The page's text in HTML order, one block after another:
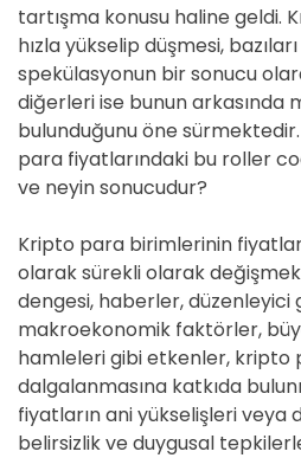
tartışma konusu haline geldi.
hızla yükselip düşmesi,
spekülasyonun bir sonucu
diğerleri ise bunun arkasında
bulunduğunu öne
para fiyatlarındaki bu roller
ve neyin sonucudur?
Kripto para birimlerinin
olarak sürekli olarak
dengesi, haberler, düzenleyici
makroekonomik faktörler,
hamleleri gibi etkenler, kripto
dalgalanmasına katkıda
fiyatların ani yükselişleri veya
belirsizlik ve duygusal